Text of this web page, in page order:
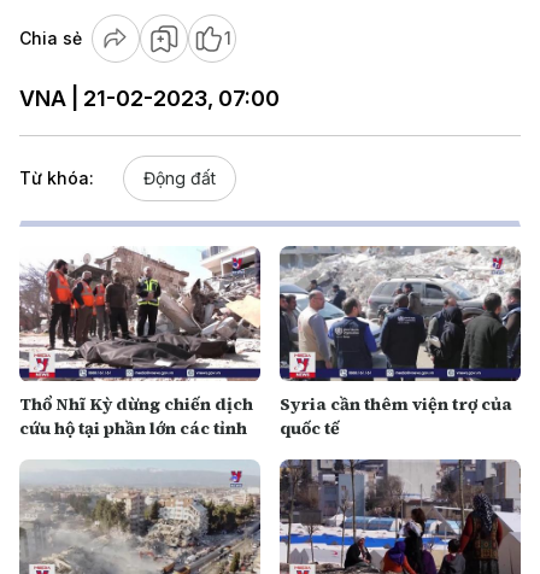
Chia sẻ 1
VNA | 21-02-2023, 07:00
Từ khóa: Động đất
Thổ Nhĩ Kỳ dừng chiến dịch
cứu hộ tại phần lớn các tỉnh
Syria cần thêm viện trợ của
quốc tế